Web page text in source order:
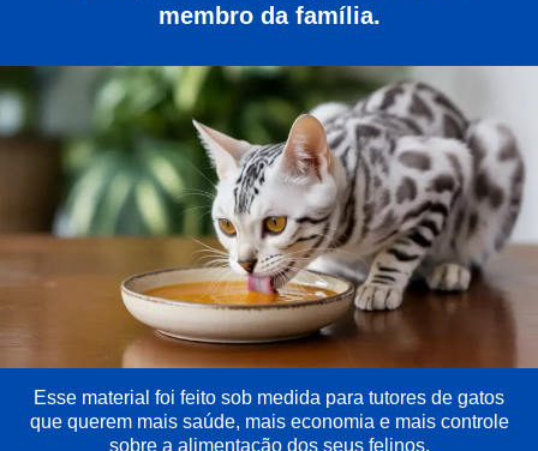
membro da família.
Esse material foi feito sob medida para tutores de gatos
que querem mais saúde, mais economia e mais controle
sobre a alimentação dos seus felinos.